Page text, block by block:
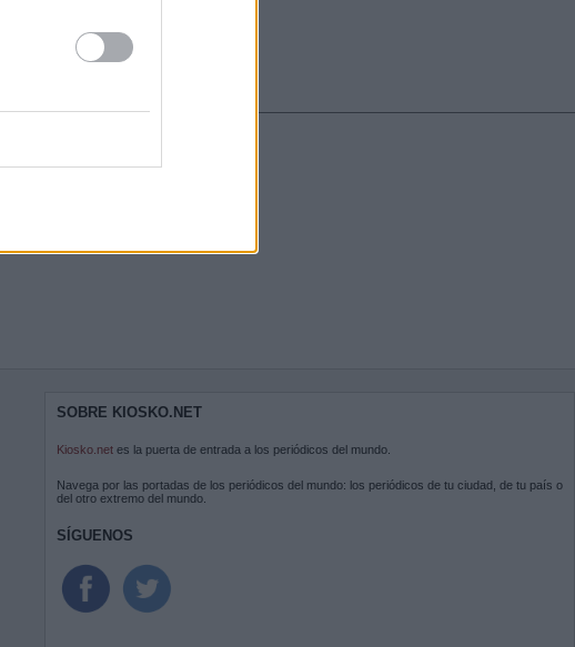
SOBRE KIOSKO.NET
Kiosko.net es la puerta de entrada a los periódicos del mundo.
Navega por las portadas de los periódicos del mundo: los periódicos de tu ciudad, de tu país o
del otro extremo del mundo.
SÍGUENOS